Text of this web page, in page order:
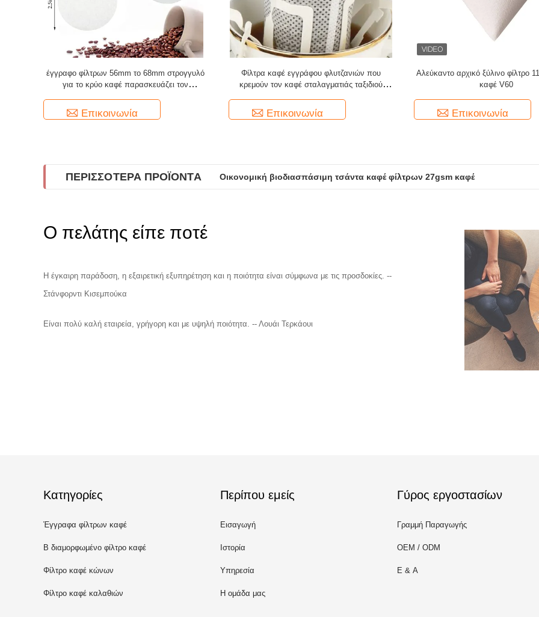
έγγραφο φίλτρων 56mm το 68mm στρογγυλό
για το κρύο καφέ παρασκευάζει τον
Επικοινωνία
Φίλτρα καφέ εγγράφου φλυτζανιών που
κρεμούν τον καφέ σταλαγματιάς ταξιδιού
Επικοινωνία
Αλεύκαντο αρχικό ξύλινο φίλτρο
καφέ V60
Επικοινωνία
ΠΕΡΙΣΣΌΤΕΡΑ ΠΡΟΪΌΝΤΑ Οικονομική βιοδιασπάσιμη τσάντα καφέ φίλτρων 27gsm καφέ
Ο πελάτης είπε ποτέ
Η έγκαιρη παράδοση, η εξαιρετική εξυπηρέτηση και η ποιότητα είναι σύμφωνα με τις προσδοκίες. --
Στάνφορντι Κισεμπούκα
Είναι πολύ καλή εταιρεία, γρήγορη και με υψηλή ποιότητα. -- Λουάι Τερκάουι
Κατηγορίες
Έγγραφα φίλτρων καφέ
Β διαμορφωμένο φίλτρο καφέ
Φίλτρο καφέ κώνων
Φίλτρο καφέ καλαθιών
Περίπου εμείς
Εισαγωγή
Ιστορία
Υπηρεσία
Η ομάδα μας
Γύρος εργοστασίων
Γραμμή Παραγωγής
OEM / ODM
Ε & Α